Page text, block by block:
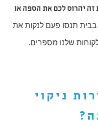
זה יהרוס לכם את הספה או
בבית תנסו פעם לנקות את
שלנו מספרים.
ניקוי
?